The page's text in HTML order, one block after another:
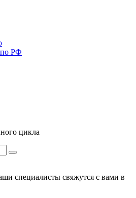
по РФ
цикла
специалисты свяжутся с вами в